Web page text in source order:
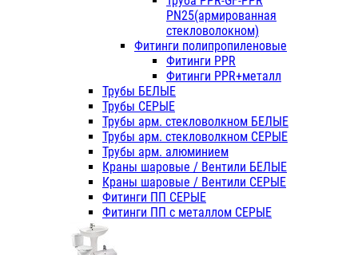
PN25(армированная
стекловолокном)
Фитинги полипропиленовые
Фитинги PPR
Фитинги PPR+металл
Трубы БЕЛЫЕ
Трубы СЕРЫЕ
Трубы арм. стекловолкном БЕЛЫЕ
Трубы арм. стекловолкном СЕРЫЕ
Трубы арм. алюминием
Краны шаровые / Вентили БЕЛЫЕ
Краны шаровые / Вентили СЕРЫЕ
Фитинги ПП СЕРЫЕ
Фитинги ПП с металлом СЕРЫЕ